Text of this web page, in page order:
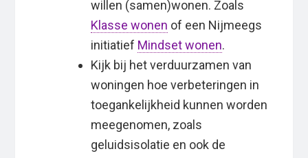
willen (samen)wonen. Zoals
Klasse wonen of een Nijmeegs
initiatief Mindset wonen.
Kijk bij het verduurzamen van
woningen hoe verbeteringen in
toegankelijkheid kunnen worden
meegenomen, zoals
geluidsisolatie en ook de